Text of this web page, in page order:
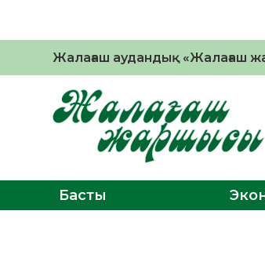
Жалағаш аудандық «Жалағаш
Басты